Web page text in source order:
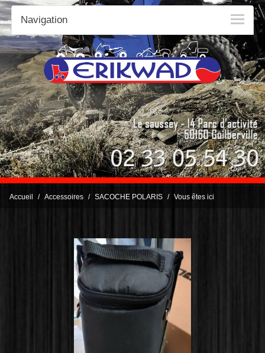
Navigation
Accueil Accessoires SACOCHE POLARIS Vous êtes ici